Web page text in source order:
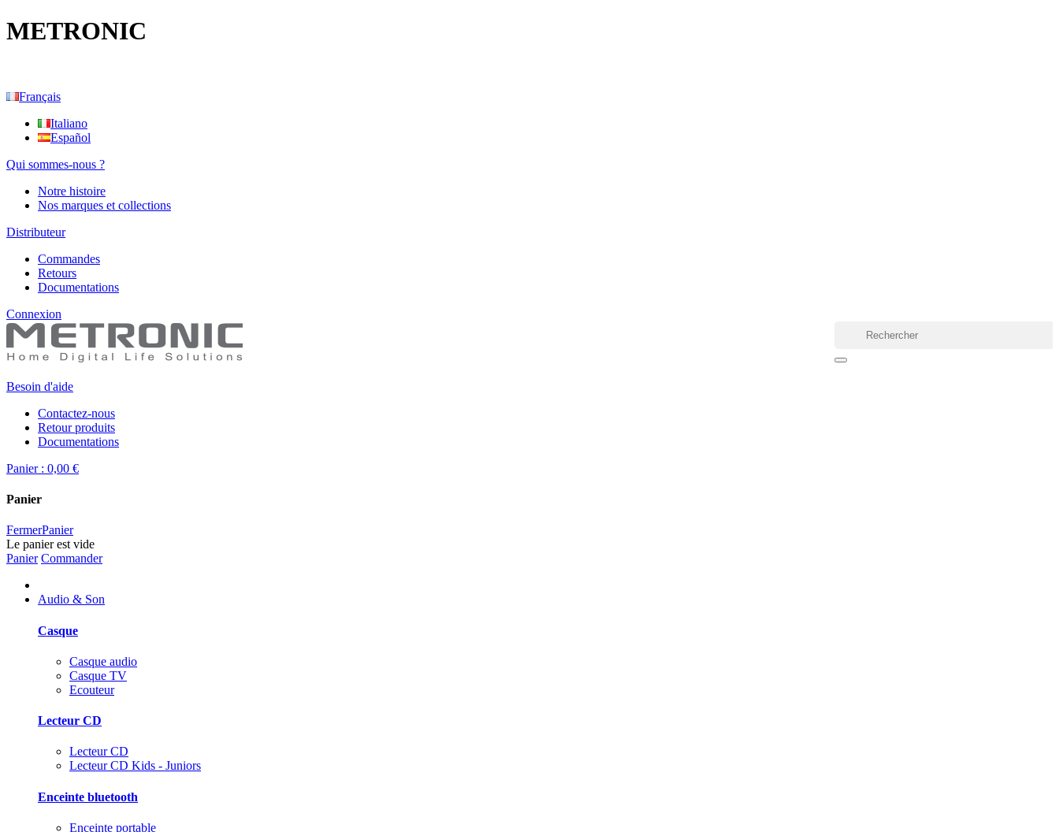
METRONIC
Français
Italiano
Español
Qui sommes-nous ?
Notre histoire
Nos marques et collections
Distributeur
Commandes
Retours
Documentations
Connexion
Besoin d'aide
Contactez-nous
Retour produits
Documentations
Panier : 0,00 €
Panier
FermerPanier
Le panier est vide
Panier Commander
Audio & Son
Casque
Casque audio
Casque TV
Ecouteur
Lecteur CD
Lecteur CD
Lecteur CD Kids - Juniors
Enceinte bluetooth
Enceinte portable